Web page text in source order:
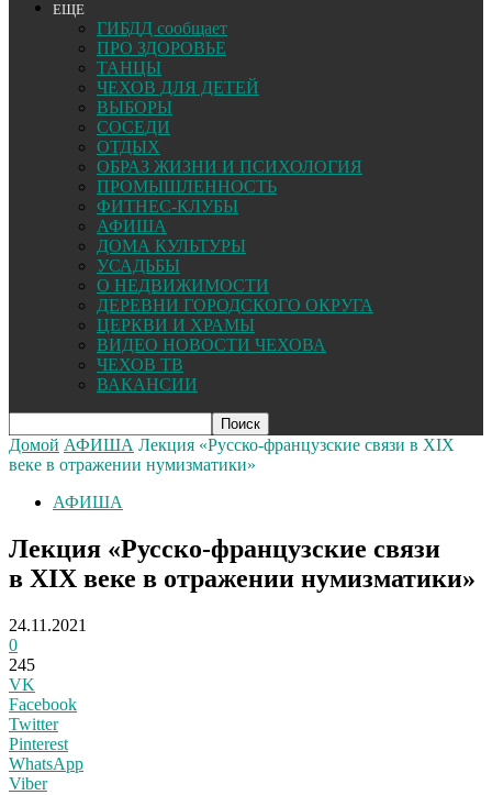
ЕЩЕ
ГИБДД сообщает
ПРО ЗДОРОВЬЕ
ТАНЦЫ
ЧЕХОВ ДЛЯ ДЕТЕЙ
ВЫБОРЫ
СОСЕДИ
ОТДЫХ
ОБРАЗ ЖИЗНИ И ПСИХОЛОГИЯ
ПРОМЫШЛЕННОСТЬ
ФИТНЕС-КЛУБЫ
АФИША
ДОМА КУЛЬТУРЫ
УСАДЬБЫ
О НЕДВИЖИМОСТИ
ДЕРЕВНИ ГОРОДСКОГО ОКРУГА
ЦЕРКВИ И ХРАМЫ
ВИДЕО НОВОСТИ ЧЕХОВА
ЧЕХОВ ТВ
ВАКАНСИИ
Домой АФИША Лекция «Русско-французские связи в XIХ
веке в отражении нумизматики»
АФИША
Лекция «Русско-французские связи
в XIХ веке в отражении нумизматики»
24.11.2021
0
245
VK
Facebook
Twitter
Pinterest
WhatsApp
Viber